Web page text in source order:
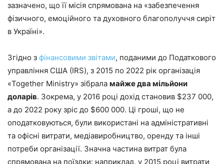
зазначено, що її місія спрямована на «забезпечення
фізичного, емоційного та духовного благополуччя сиріт
в Україні».
Згідно з фінансовими звітами, поданими до Податкового
управління США (IRS), з 2015 по 2022 рік організація
«Together Ministry» зібрала майже два мільйони
доларів. Зокрема, у 2016 році дохід становив $237 000,
а до 2022 року зріс до $600 000. Ці гроші, що не
оподатковуються, були використані на адміністративні
та офісні витрати, медіавиробництво, оренду та інші
потреби організації. Значна частина витрат була
спрямована на поїздки: наприклад, у 2015 році витрати